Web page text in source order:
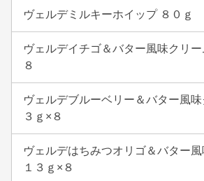
ヴェルデミルキーホイップ ８０ｇ
ヴェルデイチゴ＆バター風味クリ
８
ヴェルデブルーベリー＆バター風味
３ｇ×８
ヴェルデはちみつオリゴ＆バター
１３ｇ×８